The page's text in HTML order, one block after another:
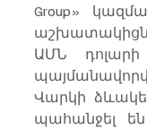
Group»
ԱՄՆ
Վարկի
պահանջել են